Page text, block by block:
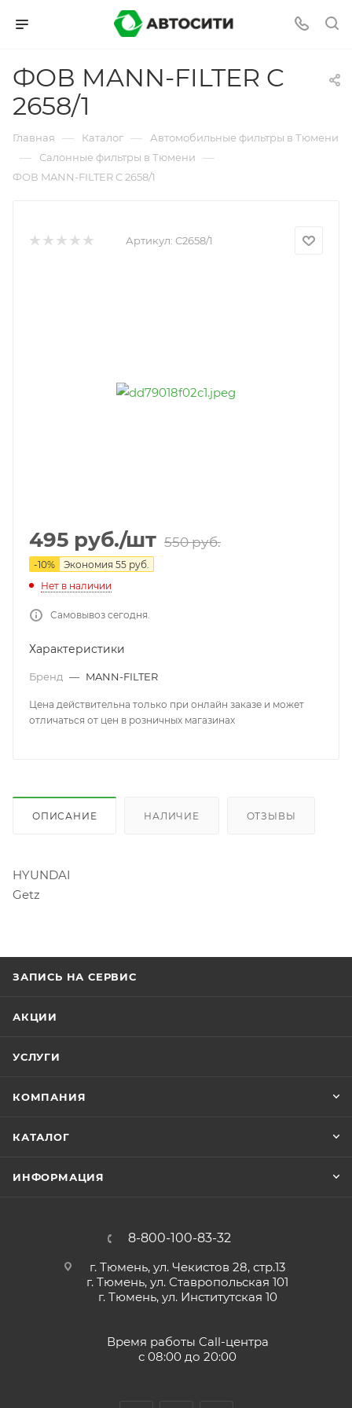
ФОВ MANN-FILTER C
2658/1
Главная — Каталог — Автомобильные фильтры в Тюмени
— Салонные фильтры в Тюмени —
ФОВ MANN-FILTER C 2658/1
Артикул: C2658/1
495 руб./шт 550руб.
-10% Экономия 55 руб.
Нет в наличии
Самовывоз сегодня.
Характеристики
Бренд — MANN-FILTER
Цена действительна только при онлайн заказе и может
отличаться от цен в розничных магазинах
ОПИСАНИЕ НАЛИЧИЕ ОТЗЫВЫ
HYUNDAI
Getz
ЗАПИСЬ НА СЕРВИС
АКЦИИ
УСЛУГИ
КОМПАНИЯ
КАТАЛОГ
ИНФОРМАЦИЯ
8-800-100-83-32
г. Тюмень, ул. Чекистов 28, стр.13
г. Тюмень, ул. Ставропольская 101
г. Тюмень, ул. Институтская 10
Время работы Call-центра
с 08:00 до 20:00